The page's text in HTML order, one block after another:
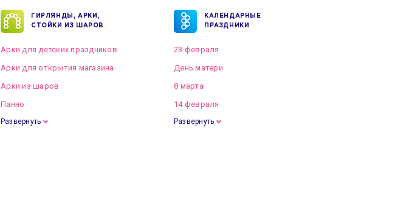
ГИРЛЯНДЫ, АРКИ,
СТОЙКИ ИЗ ШАРОВ
Арки для детских праздников
Арки для открытия магазина
Арки из шаров
Панно
Развернуть
КАЛЕНДАРНЫЕ
ПРАЗДНИКИ
23 февраля
День матери
8 марта
14 февраля
Развернуть